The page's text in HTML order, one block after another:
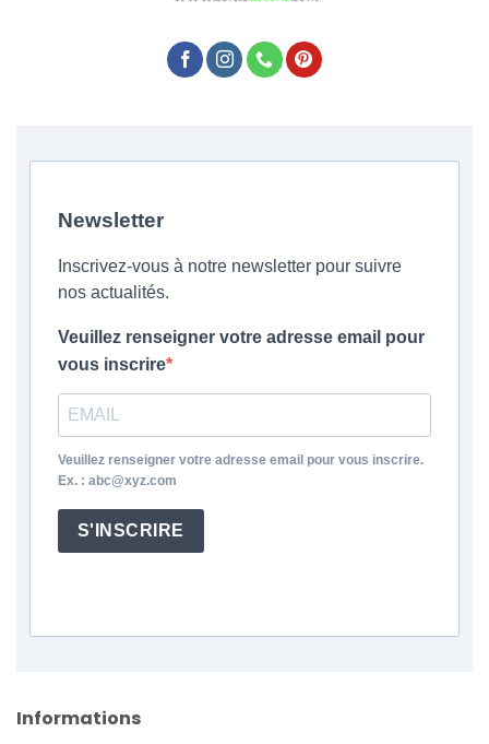
Informations
Newsletter
Inscrivez-vous à notre newsletter pour suivre
nos actualités.
Veuillez renseigner votre adresse email pour
vous inscrire
Veuillez renseigner votre adresse email pour vous inscrire.
Ex. : abc@xyz.com
S'INSCRIRE